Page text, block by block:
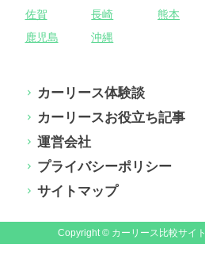
佐賀
長崎 熊本
鹿児島
沖縄
カーリース体験談
カーリースお役立ち記事
運営会社
プライバシーポリシー
サイトマップ
Copyright © カーリース比較サイ